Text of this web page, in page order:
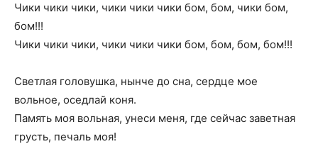
Чики чики чики, чики чики чики бом, бом, чики бом,
бом!!!
Чики чики чики, чики чики чики бом, бом, бом, бом!!!
Светлая головушка, нынче до сна, сердце мое
вольное, оседлай коня.
Память моя вольная, унеси меня, где сейчас заветная
грусть, печаль моя!